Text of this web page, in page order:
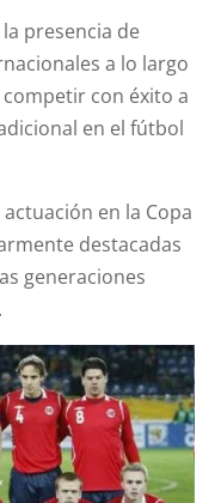
presencia de
a lo largo
con éxito a
en el fútbol
en la Copa
destacadas
generaciones